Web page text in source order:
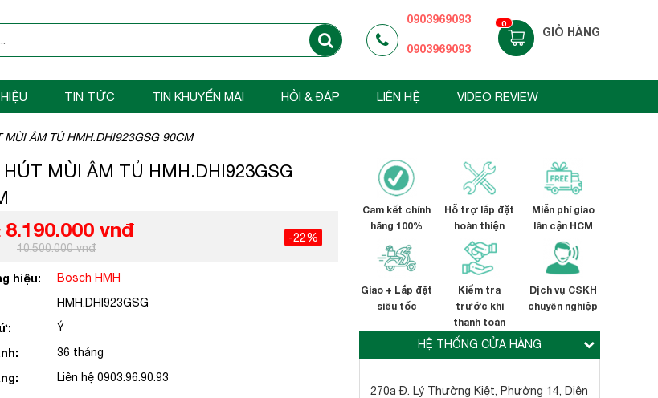
0903969093
0903969093
0
GIỎ HÀNG
TIN TỨC TIN KHUYẾN MÃI HỎI & ĐÁP LIÊN HỆ VIDEO REVIEW
MÙI ÂM TỦ HMH.DHI923GSG 90CM
HÚT MÙI ÂM TỦ HMH.DHI923GSG
8.190.000 vnđ
10.500.000 vnđ
-22%
hiệu: Bosch HMH
HMH.DHI923GSG
Ý
36 tháng
Liên hệ 0903.96.90.93
Cam kết chính
hãng 100%
Hỗ trợ lắp đặt
hoàn thiện
Miễn phí giao
lân cận HCM
Giao + Lắp đặt
siêu tốc
Kiểm tra
trước khi
thanh toán
Dịch vụ CSKH
chuyên nghiệp
HỆ THỐNG CỬA HÀNG
270a Đ. Lý Thường Kiệt, Phường 14, Diên